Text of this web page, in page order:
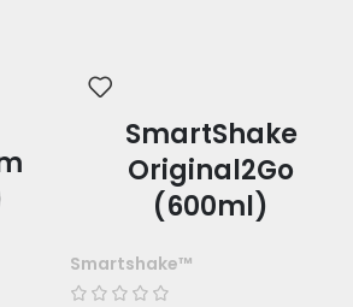
SmartShake
Original2Go
(600ml)
Smartshake™